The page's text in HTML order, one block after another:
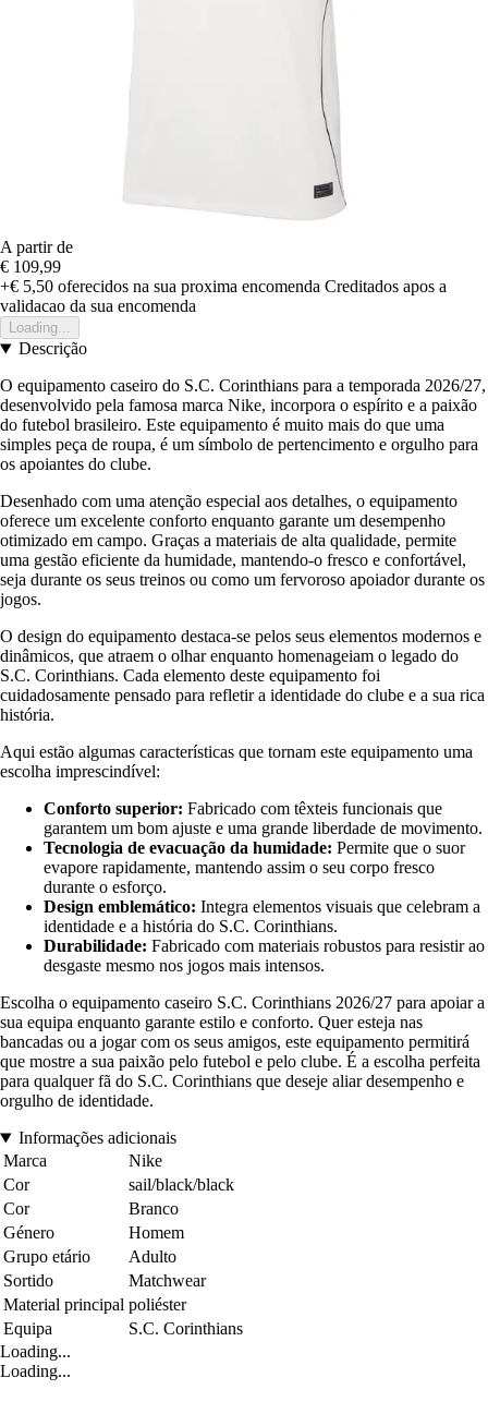
A partir de
€ 109,99
+€ 5,50 oferecidos na sua proxima encomenda Creditados apos a
validacao da sua encomenda
Loading...
Descrição
O equipamento caseiro do S.C. Corinthians para a temporada 2026/27,
desenvolvido pela famosa marca Nike, incorpora o espírito e a paixão
do futebol brasileiro. Este equipamento é muito mais do que uma
simples peça de roupa, é um símbolo de pertencimento e orgulho para
os apoiantes do clube.
Desenhado com uma atenção especial aos detalhes, o equipamento
oferece um excelente conforto enquanto garante um desempenho
otimizado em campo. Graças a materiais de alta qualidade, permite
uma gestão eficiente da humidade, mantendo-o fresco e confortável,
seja durante os seus treinos ou como um fervoroso apoiador durante os
jogos.
O design do equipamento destaca-se pelos seus elementos modernos e
dinâmicos, que atraem o olhar enquanto homenageiam o legado do
S.C. Corinthians. Cada elemento deste equipamento foi
cuidadosamente pensado para refletir a identidade do clube e a sua rica
história.
Aqui estão algumas características que tornam este equipamento uma
escolha imprescindível:
Conforto superior: Fabricado com têxteis funcionais que
garantem um bom ajuste e uma grande liberdade de movimento.
Tecnologia de evacuação da humidade: Permite que o suor
evapore rapidamente, mantendo assim o seu corpo fresco
durante o esforço.
Design emblemático: Integra elementos visuais que celebram a
identidade e a história do S.C. Corinthians.
Durabilidade: Fabricado com materiais robustos para resistir ao
desgaste mesmo nos jogos mais intensos.
Escolha o equipamento caseiro S.C. Corinthians 2026/27 para apoiar a
sua equipa enquanto garante estilo e conforto. Quer esteja nas
bancadas ou a jogar com os seus amigos, este equipamento permitirá
que mostre a sua paixão pelo futebol e pelo clube. É a escolha perfeita
para qualquer fã do S.C. Corinthians que deseje aliar desempenho e
orgulho de identidade.
Informações adicionais
Marca
Nike
Cor
sail/black/black
Cor
Branco
Género
Homem
Grupo etário
Adulto
Sortido
Matchwear
Material principal poliéster
Equipa
S.C. Corinthians
Loading...
Loading...